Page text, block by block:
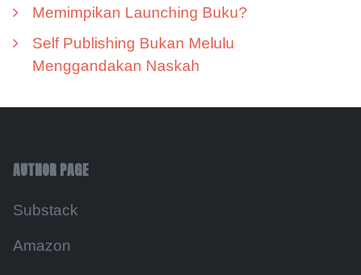
Memimpikan Launching Buku?
Self Publishing Bukan Melulu
Menggandakan Naskah
AUTHOR PAGE
Substack
Amazon